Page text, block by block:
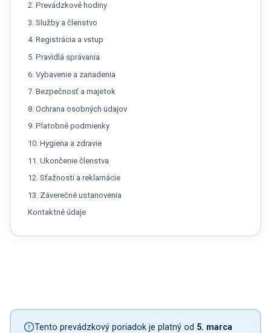
2. Prevádzkové hodiny
3. Služby a členstvo
4. Registrácia a vstup
5. Pravidlá správania
6. Vybavenie a zariadenia
7. Bezpečnosť a majetok
8. Ochrana osobných údajov
9. Platobné podmienky
10. Hygiena a zdravie
11. Ukončenie členstva
12. Sťažnosti a reklamácie
13. Záverečné ustanovenia
Kontaktné údaje
Tento prevádzkový poriadok je platný od 5. marca